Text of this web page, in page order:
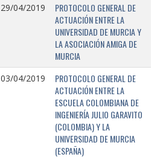
29/04/2019
PROTOCOLO GENERAL DE
ACTUACIÓN ENTRE LA
UNIVERSIDAD DE MURCIA Y
LA ASOCIACIÓN AMIGA DE
MURCIA
03/04/2019
PROTOCOLO GENERAL DE
ACTUACIÓN ENTRE LA
ESCUELA COLOMBIANA DE
INGENIERÍA JULIO GARAVITO
(COLOMBIA) Y LA
UNIVERSIDAD DE MURCIA
(ESPAÑA)